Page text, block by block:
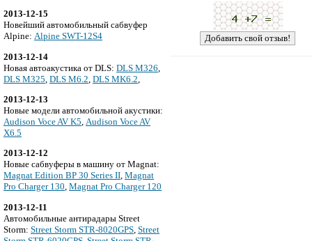
2013-12-15
Новейший автомобильный сабвуфер
Alpine: Alpine SWT-12S4
2013-12-14
Новая автоакустика от DLS: DLS M326
DLS M325 DLS M6.2 DLS MK6.2
2013-12-13
Новые модели автомобильной акустики:
Audison Voce AV K5, Audison Voce AV
X6.5
2013-12-12
Новые сабвуферы в машину от Magnat:
Magnat Edition BP 30 Series II, Magnat
Pro Charger 130, Magnat Pro Charger 120
2013-12-11
Автомобильные антирадары Street
Storm: Street Storm STR-8020GPS Street